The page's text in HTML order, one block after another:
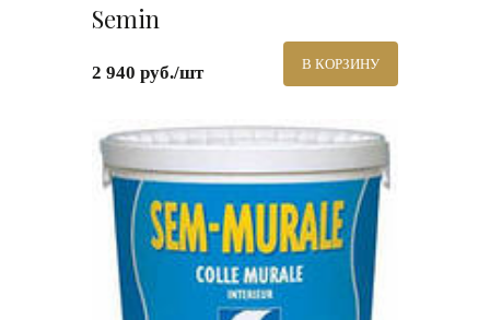
Semin
2 940 руб./шт В КОРЗИНУ